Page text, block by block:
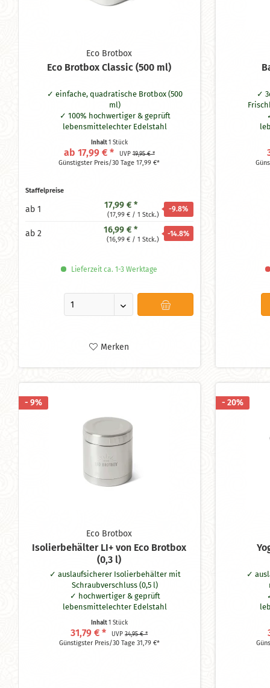
Eco Brotbox
Eco Brotbox Classic (500 ml)
einfache, quadratische Brotbox (500
ml)
100% hochwertiger & geprüft
lebensmittelechter Edelstahl
ohne Plastik & Schadstoffe
spülmaschinengeeignet
Maße: 13 x 13 x 5 cm
Inhalt1 Stück
ab 17,99 € * UVP19,95 € *
Günstigster Preis/30 Tage 17,99 €*
Staffelpreise
ab 1 17,99 € *
(17,99 € / 1 Stck.)
-9.8%
ab 2 16,99 € *
(16,99 € / 1 Stck.)
-14.8%
Lieferzeit ca. 1-3 Werktage
Merken
- 9%
Eco Brotbox
Isolierbehälter LI+ von Eco Brotbox
(0,3 l)
auslaufsicherer Isolierbehälter mit
Schraubverschluss (0,5 l)
hochwertiger & geprüft
lebensmittelechter Edelstahl
ohne Schadstoffe wie BPA
hält bis zu 8 Stunden warm/kalt
auslaufsicher durch unbedenklichen
Inhalt1 Stück
31,79 € * UVP34,95 € *
Günstigster Preis/30 Tage 31,79 €*
- 20%